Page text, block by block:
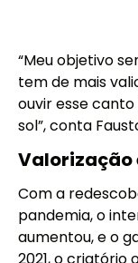
“Meu objetivo
tem de mais
ouvir esse
sol”, conta
Valorização
Com a
pandemia, o
aumentou, e o
2021, o criatório